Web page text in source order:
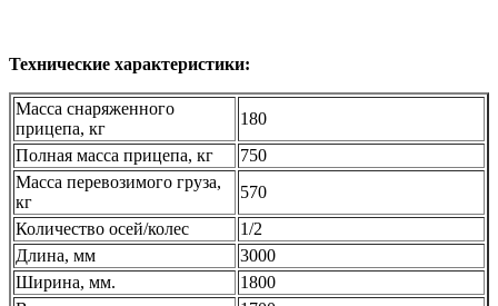
Технические характеристики:
Масса снаряженного
прицепа, кг
180
Полная масса прицепа, кг
750
Масса перевозимого груза,
кг
570
Количество осей/колес
1/2
Длина, мм
3000
Ширина, мм.
1800